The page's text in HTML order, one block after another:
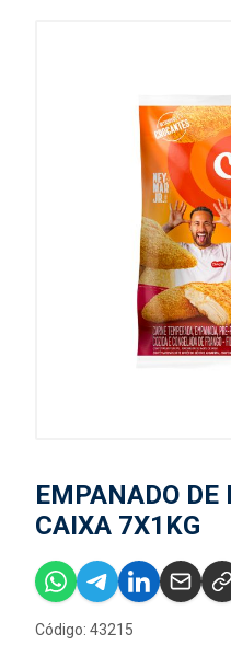
EMPANADO DE
CAIXA 7X1KG
Código: 43215